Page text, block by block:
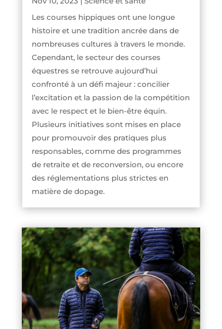
Les courses hippiques ont une longue
histoire et une tradition ancrée dans de
nombreuses cultures à travers le monde.
Cependant, le secteur des courses
équestres se retrouve aujourd’hui
confronté à un défi majeur : concilier
l’excitation et la passion de la compétition
avec le respect et le bien-être équin.
Plusieurs initiatives sont mises en place
pour promouvoir des pratiques plus
responsables, comme des programmes
de retraite et de reconversion, ou encore
des réglementations plus strictes en
matière de dopage.